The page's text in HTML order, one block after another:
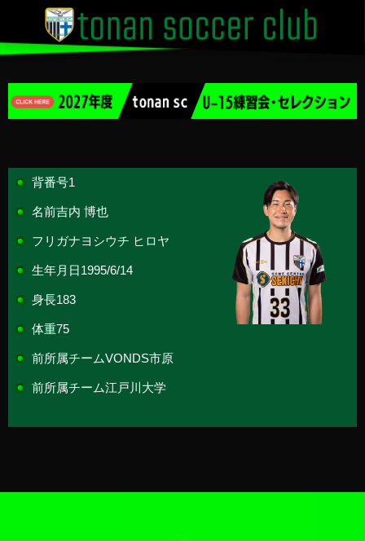
背番号1
名前吉内 博也
フリガナヨシウチ ヒロヤ
生年月日1995/6/14
身長183
体重75
前所属チームVONDS市原
前所属チーム江戸川大学